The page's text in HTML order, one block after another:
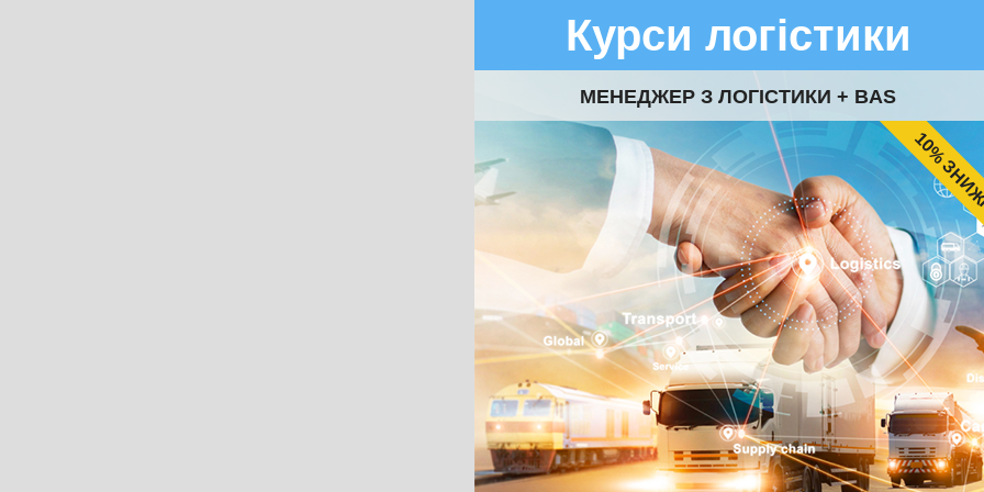
Курси логістики
МЕНЕДЖЕР З ЛОГІСТИКИ + BAS
10%